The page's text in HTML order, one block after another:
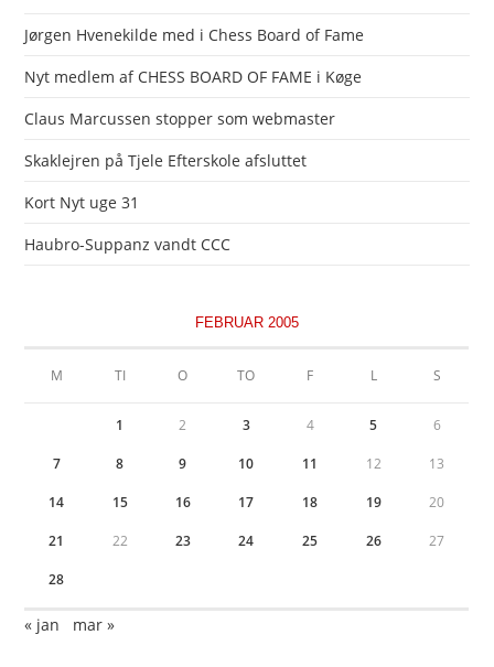
Jørgen Hvenekilde med i Chess Board of Fame
Nyt medlem af CHESS BOARD OF FAME i Køge
Claus Marcussen stopper som webmaster
Skaklejren på Tjele Efterskole afsluttet
Kort Nyt uge 31
Haubro-Suppanz vandt CCC
FEBRUAR 2005
M TI O TO F L S
1 2 3 4 5 6
7 8 9 10 11 12 13
14 15 16 17 18 19 20
21 22 23 24 25 26 27
28
« jan mar »